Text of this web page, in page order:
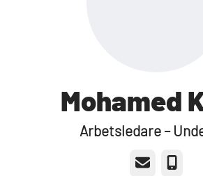
Mohamed
Arbetsledare –
E-post Telefon